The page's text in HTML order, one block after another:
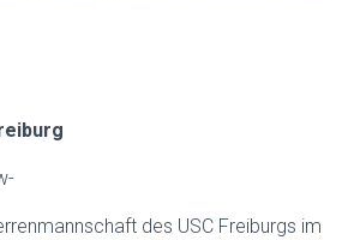
des USC Freiburgs im